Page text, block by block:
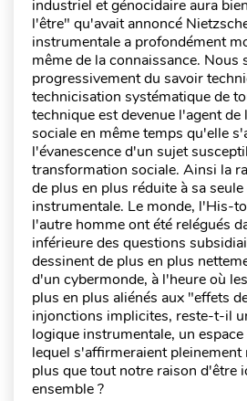
industriel et génocidaire aura
l'être" qu'avait annoncé
instrumentale a profondément
même de la connaissance. Nous
progressivement du savoir
technicisation systématique de
technique est devenue l'agent
sociale en même temps qu'elle
l'évanescence d'un sujet
transformation sociale. Ainsi la
de plus en plus réduite à sa
instrumentale. Le monde, l'His-
l'autre homme ont été relégués
inférieure des questions
dessinent de plus en plus
d'un cybermonde, à l'heure où
plus en plus aliénés aux "effets
injonctions implicites, reste-t-il
logique instrumentale, un espace
lequel s'affirmeraient
plus que tout notre raison d'être
ensemble ?